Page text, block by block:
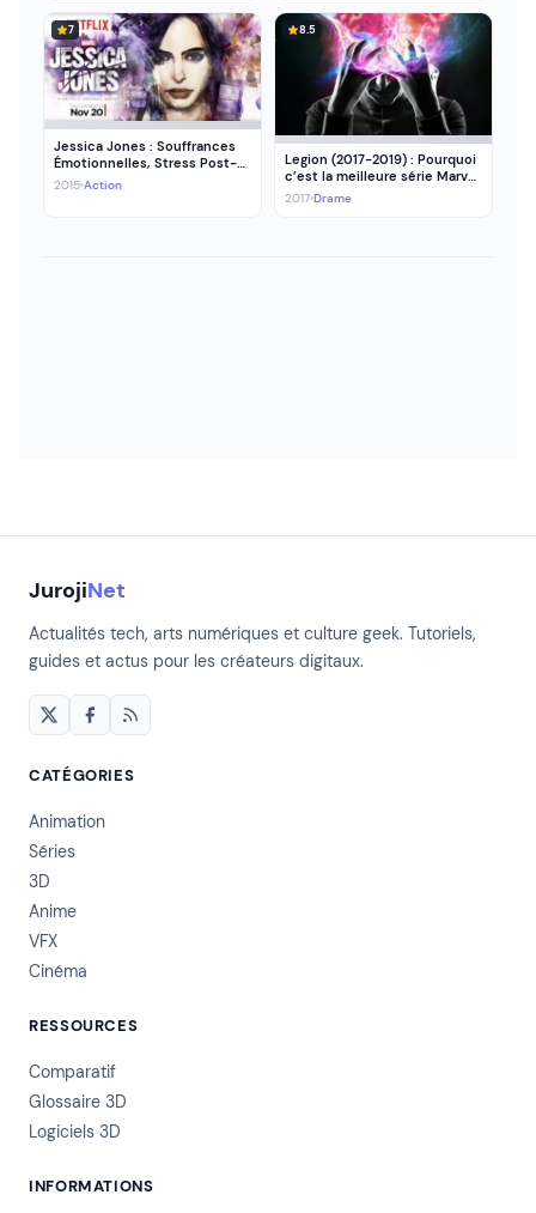
7
Jessica Jones : Souffrances
Émotionnelles, Stress Post-
Traumatique et Super-
2015 Action
8.5
Legion (2017-2019) : Pourquoi
c’est la meilleure série Marvel
que personne n’a vue
2017 Drame
JurojiNet
Actualités tech, arts numériques et culture geek. Tutoriels,
guides et actus pour les créateurs digitaux.
CATÉGORIES
Animation
Séries
3D
Anime
VFX
Cinéma
RESSOURCES
Comparatif
Glossaire 3D
Logiciels 3D
INFORMATIONS